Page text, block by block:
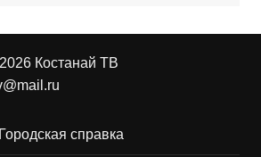
Костанай ТВ
Городская справка